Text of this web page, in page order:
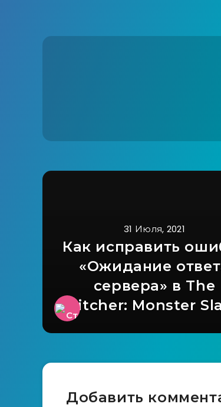
31 Июля, 2021
Как исправить
«Ожидание
сервера» в The
Witcher: Monster
Добавить